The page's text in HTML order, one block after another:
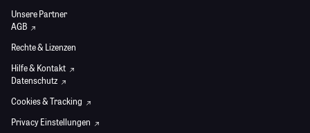
Unsere Partner
AGB
Rechte & Lizenzen
Hilfe & Kontakt
Datenschutz
Cookies & Tracking
Privacy Einstellungen